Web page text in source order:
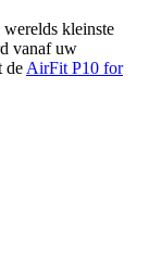
werelds kleinste
vanaf uw
de AirFit P10 for